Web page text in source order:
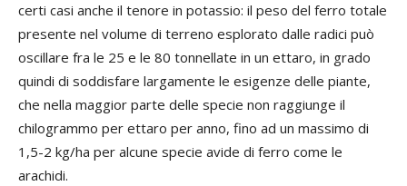
certi casi anche il tenore in potassio: il peso del ferro totale
presente nel volume di terreno esplorato dalle radici può
oscillare fra le 25 e le 80 tonnellate in un ettaro, in grado
quindi di soddisfare largamente le esigenze delle piante,
che nella maggior parte delle specie non raggiunge il
chilogrammo per ettaro per anno, fino ad un massimo di
1,5-2 kg/ha per alcune specie avide di ferro come le
arachidi.